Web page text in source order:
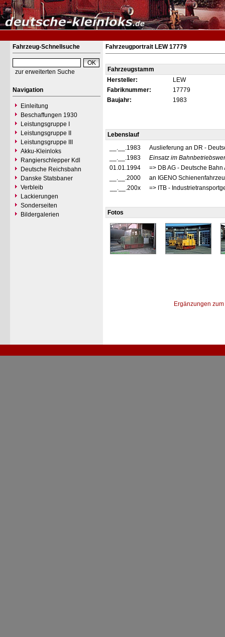
Fahrzeug-Schnellsuche
zur erweiterten Suche
Navigation
Einleitung
Beschaffungen 1930
Leistungsgruppe I
Leistungsgruppe II
Leistungsgruppe III
Akku-Kleinloks
Rangierschlepper Kdl
Deutsche Reichsbahn
Danske Statsbaner
Verbleib
Lackierungen
Sonderseiten
Bildergalerien
Fahrzeugportrait LEW 17779
Fahrzeugstamm
Hersteller:
LEW
Fabriknummer:
17779
Baujahr:
1983
Lebenslauf
__.__.1983
Auslieferung an DR -
__.__.1983
Einsatz im
01.01.1994
=> DB AG - Deutsche
__.__.2000
an IGENO
__.__.200x
=> ITB -
Fotos
Ergänzungen